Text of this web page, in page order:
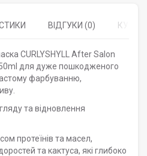
ВІДГУКИ (0)
CURLYSHYLL After Salon
для дуже пошкодженого
фарбуванню,
та відновлення
протеїнів та масел,
та кактуса, які глибоко